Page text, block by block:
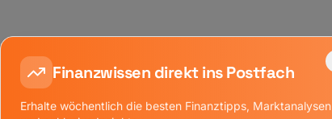
Finanzwissen direkt ins Postfach
Erhalte wöchentlich die besten Finanztipps, Marktanalysen